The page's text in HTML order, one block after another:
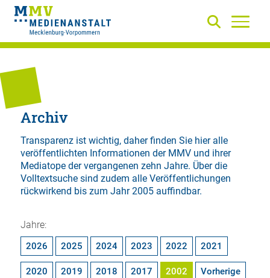
Archiv
Transparenz ist wichtig, daher finden Sie hier alle
veröffentlichten Informationen der MMV und ihrer
Mediatope der vergangenen zehn Jahre. Über die
Volltextsuchesind zudem alle Veröffentlichungen
rückwirkend bis zum Jahr 2005 auffindbar.
Jahre:
2026 2025 2024 2023 2022 2021
2020 2019 2018 2017 2002 Vorherige